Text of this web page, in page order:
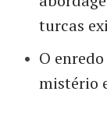
turcas
O
mistério